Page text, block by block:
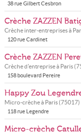
38 rue Gilbert Cesbron
Crèche ZAZZEN
Crèche inter-entreprises à
120 rue Cardinet
Crèche ZAZZEN
Crèche d'entreprise à Paris(
158 boulevard Pereire
Happy Zou
Micro-crèche à Paris(75017)
118 rue Legendre
Micro-crèche